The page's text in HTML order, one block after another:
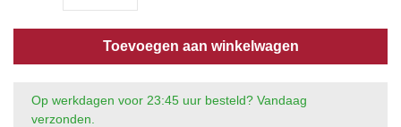
Toevoegen aan winkelwagen
Op werkdagen voor 23:45 uur besteld? Vandaag
verzonden.